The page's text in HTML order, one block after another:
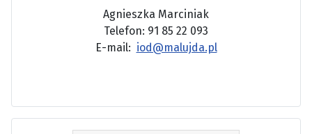
Agnieszka Marciniak
Telefon: 91 85 22 093
E-mail: iod@malujda.pl